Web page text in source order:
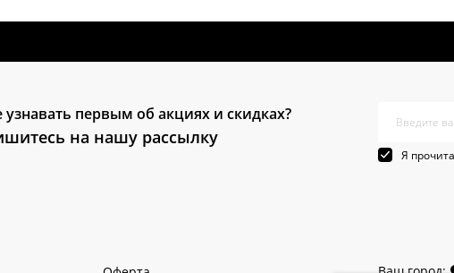
узнавать первым об акциях и скидках?
на нашу рассылку
Я